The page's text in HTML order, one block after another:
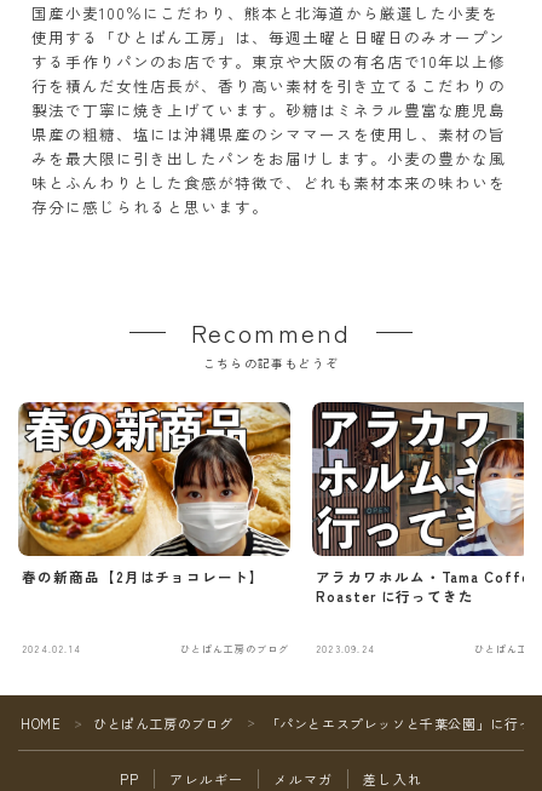
国産小麦100％にこだわり、熊本と北海道から厳選した小麦を
使用する「ひとぱん工房」は、毎週土曜と日曜日のみオープン
する手作りパンのお店です。東京や大阪の有名店で10年以上修
行を積んだ女性店長が、香り高い素材を引き立てるこだわりの
製法で丁寧に焼き上げています。砂糖はミネラル豊富な鹿児島
県産の粗糖、塩には沖縄県産のシママースを使用し、素材の旨
みを最大限に引き出したパンをお届けします。小麦の豊かな風
味とふんわりとした食感が特徴で、どれも素材本来の味わいを
存分に感じられると思います。
Recommend
こちらの記事もどうぞ
春の新商品【2月はチョコレート】
2024.02.14 ひとぱん工房のブログ
アラカワホルム・Tama Coffee
Roaster に行ってきた
2023.09.24 ひとぱん工
HOME ＞ ひとぱん工房のブログ ＞ 「パンとエスプレッソと千葉公園」に行っ
PP アレルギー メルマガ 差し入れ